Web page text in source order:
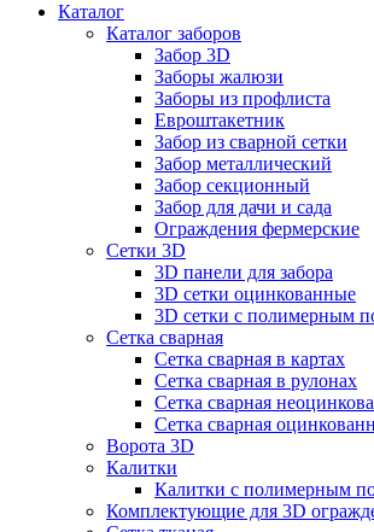
Каталог
Каталог заборов
Забор 3D
Заборы жалюзи
Заборы из профлиста
Евроштакетник
Забор из сварной сетки
Забор металлический
Забор секционный
Забор для дачи и сада
Ограждения фермерские
Сетки 3D
3D панели для забора
3D сетки оцинкованные
3D сетки с полимерным
Сетка сварная
Сетка сварная в картах
Сетка сварная в рулонах
Сетка сварная
Сетка сварная
Ворота 3D
Калитки
Калитки с полимерным
Комплектующие для 3D